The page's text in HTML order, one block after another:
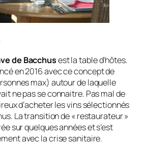
de Bacchusest la table d’hôtes.
en 2016 avec ce concept de
max) autour de laquelle
ne pas se connaitre. Pas mal de
d’acheter les vins sélectionnés
La transition de « restaurateur »
sur quelques années et s’est
avec la crise sanitaire.